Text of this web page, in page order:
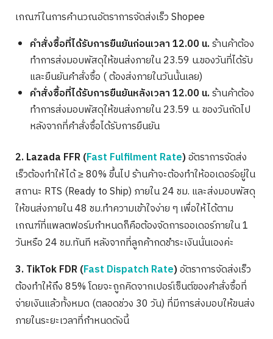
เกณฑ์ในการคำนวณอัตราการจัดส่งเร็ว Shopee
คำสั่งซื้อที่ได้รับการยืนยันก่อนเวลา 12.00 น.ร้านค้าต้อง
ทำการส่งมอบพัสดุให้ขนส่งภายใน 23.59 น.ของวันที่ได้รับ
และยืนยันคำสั่งซื้อ ( ต้องส่งภายในวันนั้นเลย)
คำสั่งซื้อที่ได้รับการยืนยันหลังเวลา 12.00 น.ร้านค้าต้อง
ทำการส่งมอบพัสดุให้ขนส่งภายใน 23.59 น. ของวันถัดไป
หลังจากที่คำสั่งซื้อได้รับการยืนยัน
2. Lazada FFR(Fast Fulfilment Rate)อัตราการจัดส่ง
เร็วต้องทำให้ได้ ≥ 80% ขึ้นไป ร้านค้าจะต้องทำให้ออเดอร์อยู่ใน
สถานะ RTS (Ready to Ship) ภายใน 24 ชม. และส่งมอบพัสดุ
ให้ขนส่งภายใน 48 ชม.ทำความเข้าใจง่าย ๆ เพื่อให้ได้ตาม
เกณฑ์ที่แพลตฟอร์มกำหนดก็คือต้องจัดการออเดอร์ภายใน 1
วันหรือ 24 ชม.ทันที หลังจากที่ลูกค้ากดชำระเงินนั่นเองค่ะ
3. TikTok FDR(Fast Dispatch Rate)อัตราการจัดส่งเร็ว
ต้องทำให้ถึง 85% โดยจะถูกคิดจากเปอร์เซ็นต์ของคำสั่งซื้อที่
จ่ายเงินแล้วทั้งหมด (ตลอดช่วง 30 วัน) ที่มีการส่งมอบให้ขนส่ง
ภายในระยะเวลาที่กำหนดดังนี้